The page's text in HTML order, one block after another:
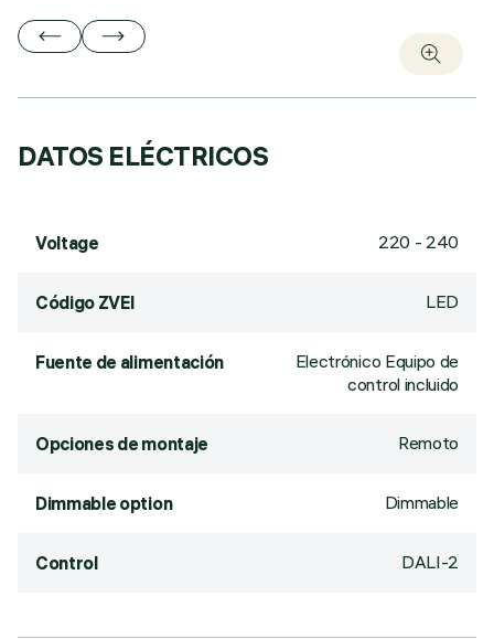
DATOS ELÉCTRICOS
Voltage 220 - 240
Código ZVEI LED
Fuente de alimentación
Electrónico Equipo de
control incluido
Opciones de montaje Remoto
Dimmable option Dimmable
Control DALI-2